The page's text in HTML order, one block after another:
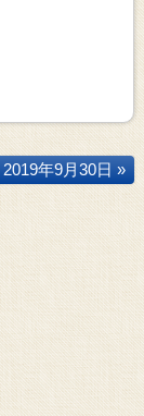
2019年9月30日 »